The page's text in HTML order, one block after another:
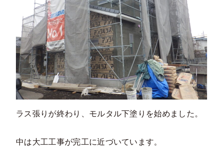
ラス張りが終わり、モルタル下塗りを始めました。
中は大工工事が完工に近づいています。